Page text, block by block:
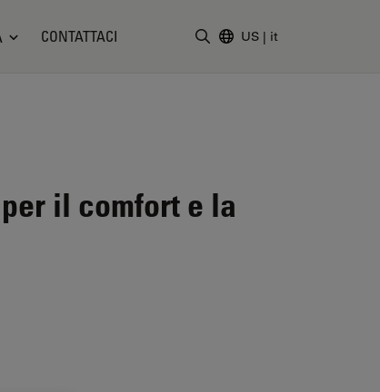
CONTATTACI US | it
il comfort e la